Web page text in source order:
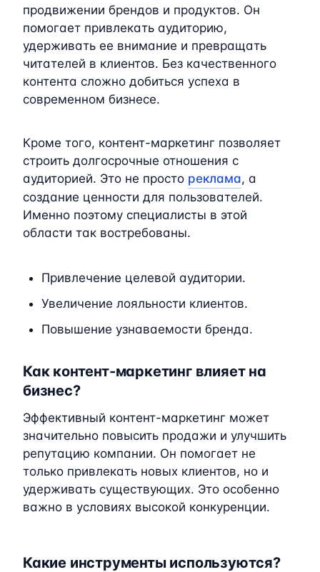
продвижении брендов и продуктов. Он
помогает привлекать аудиторию,
удерживать ее внимание и превращать
читателей в клиентов. Без качественного
контента сложно добиться успеха в
современном бизнесе.
Кроме того, контент-маркетинг позволяет
строить долгосрочные отношения с
аудиторией. Это не просто реклама, а
создание ценности для пользователей.
Именно поэтому специалисты в этой
области так востребованы.
Привлечение целевой аудитории.
Увеличение лояльности клиентов.
Повышение узнаваемости бренда.
Как контент-маркетинг влияет на
бизнес?
Эффективный контент-маркетинг может
значительно повысить продажи и улучшить
репутацию компании. Он помогает не
только привлекать новых клиентов, но и
удерживать существующих. Это особенно
важно в условиях высокой конкуренции.
Какие инструменты используются?